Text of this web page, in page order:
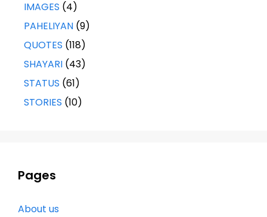
IMAGES (4)
PAHELIYAN (9)
QUOTES (118)
SHAYARI (43)
STATUS (61)
STORIES (10)
Pages
About us